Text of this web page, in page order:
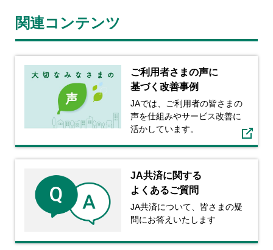
関連コンテンツ
ご利⽤者さまの声に
基づく 改善事例
JAでは、ご利用者の皆さまの
声を仕組みやサービス改善に
活かしています。
JA共済に関する
よくあるご質問
JA共済について、皆さまの疑
問にお答えいたします